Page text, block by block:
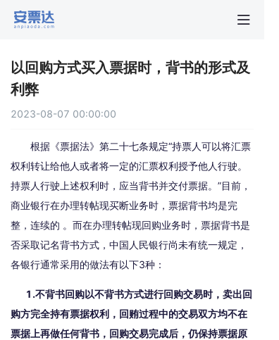
以回购方式买入票据时，背书的形式及
利弊
2023-08-07 00:00:00
根据《票据法》第二十七条规定“持票人可以将汇票
权利转让给他人或者将一定的汇票权利授予他人行驶。
持票人行驶上述权利时，应当背书并交付票据。”目前，
商业银行在办理转帖现买断业务时，票据背书均是完
整，连续的 。而在办理转帖现回购业务时，票据背书是
否采取记名背书方式，中国人民银行尚未有统一规定，
各银行通常采用的做法有以下3种：
1.不背书回购以不背书方式进行回购交易时，卖出回
购方完全持有票据权利，回贿过程中的交易双方均不在
票据上再做任何背书，回购交易完成后，仍保持票据原